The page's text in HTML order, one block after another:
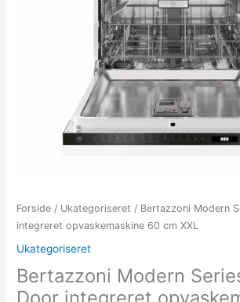
Forside / Ukategoriseret / Bertazzoni Modern
integreret opvaskemaskine 60 cm XXL
Ukategoriseret
Bertazzoni Modern